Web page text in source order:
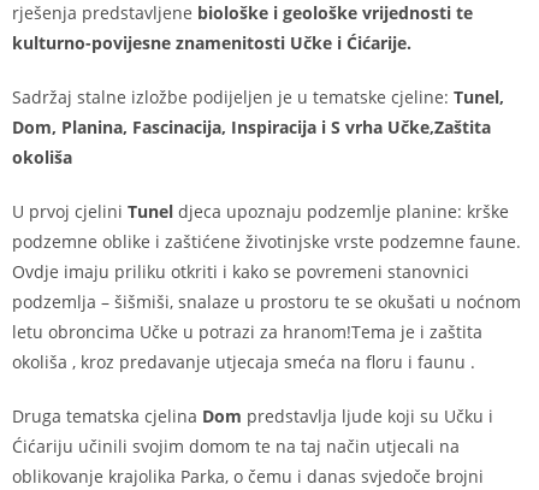
rješenja predstavljene biološke i geološke vrijednosti te
kulturno-povijesne znamenitosti Učke i Ćićarije.
Sadržaj stalne izložbe podijeljen je u tematske cjeline: Tunel,
Dom, Planina, Fascinacija, Inspiracija i S vrha Učke,Zaštita
okoliša
U prvoj cjelini Tunel djeca upoznaju podzemlje planine: krške
podzemne oblike i zaštićene životinjske vrste podzemne faune.
Ovdje imaju priliku otkriti i kako se povremeni stanovnici
podzemlja – šišmiši, snalaze u prostoru te se okušati u noćnom
letu obroncima Učke u potrazi za hranom!Tema je i zaštita
okoliša , kroz predavanje utjecaja smeća na floru i faunu .
Druga tematska cjelina Dom predstavlja ljude koji su Učku i
Ćićariju učinili svojim domom te na taj način utjecali na
oblikovanje krajolika Parka, o čemu i danas svjedoče brojni